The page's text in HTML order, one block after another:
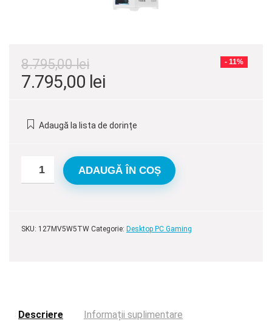
- 11%
8.795,00lei
Prețul
a
fost:
7.795,00 lei
7.795,00 lei.
Adaugă la lista de dorințe
ADAUGĂ ÎN COȘ
SKU: 127MV5W5TW Categorie: Desktop PC Gaming
Descriere Informații suplimentare